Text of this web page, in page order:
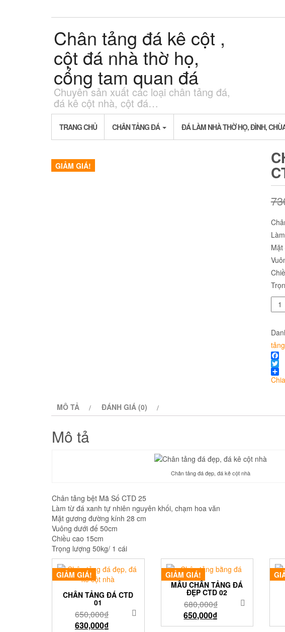
Chân tảng đá kê cột ,
cột đá nhà thờ họ,
cổng tam quan đá
Chuyên sản xuất các loại chân tảng đá,
đá kê cột nhà, cột đá…
TRANG CHỦ CHÂN TẢNG ĐÁ ĐÁ LÀM NHÀ THỜ HỌ, ĐÌNH,
GIẢM GIÁ!
Chân
bằng
đá
xanh
CTD
25
MÔ TẢ ĐÁNH GIÁ (0)
Mô tả
Chân tảng đá đẹp, đá kê cột nhà
Chân tảng bệt Mã Số CTD 25
Làm từ đá xanh tự nhiên nguyên khối, chạm hoa văn
Mặt gương đường kính 28 cm
Vuông dưới đế 50cm
Chiều cao 15cm
Trọng lượng 50kg/ 1 cái
GIẢM GIÁ!
CHÂN TẢNG ĐÁ CTD
01
650,000₫
630,000₫
GIẢM GIÁ!
MẪU CHÂN TẢNG ĐÁ
ĐẸP CTD 02
680,000₫
650,000₫